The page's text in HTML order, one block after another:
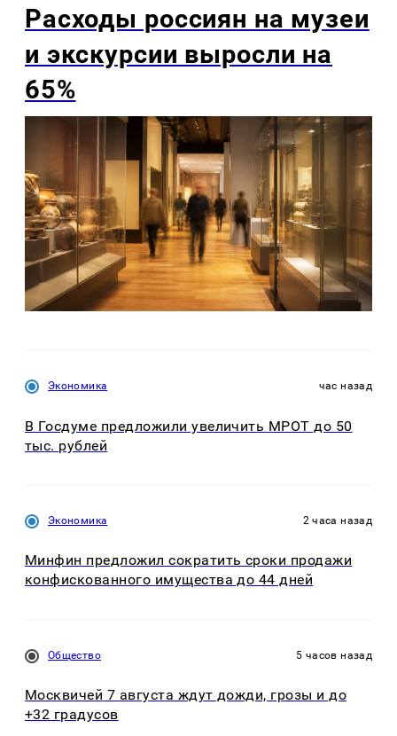
Расходы россиян на музеи
и экскурсии выросли на
65%
Экономика час назад
В Госдуме предложили увеличить МРОТ до 50
тыс. рублей
Экономика 2 часа назад
Минфин предложил сократить сроки продажи
конфискованного имущества до 44 дней
Общество 5 часов назад
Москвичей 7 августа ждут дожди, грозы и до
+32 градусов